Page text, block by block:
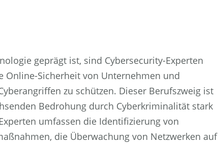
geprägt ist, sind Cybersecurity-Experten
Online-Sicherheit von Unternehmen und
zu schützen. Dieser Berufszweig ist
Bedrohung durch Cyberkriminalität stark
umfassen die Identifizierung von
die Überwachung von Netzwerken auf